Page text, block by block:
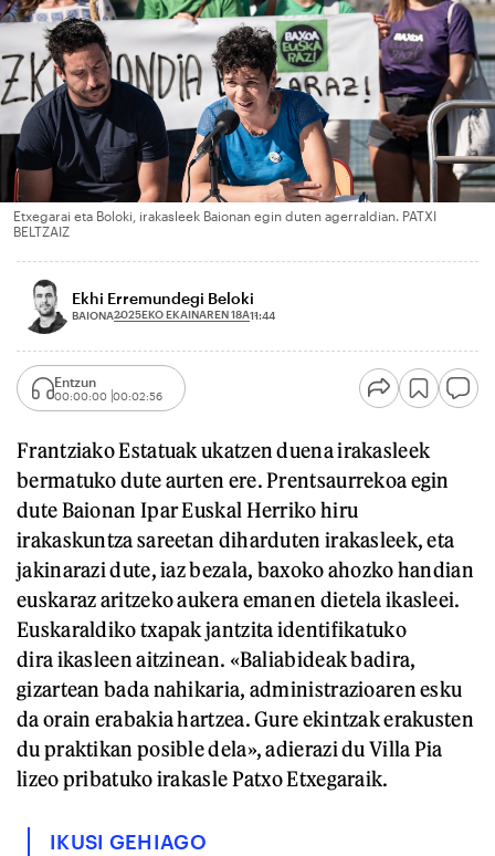
Etxegarai eta Boloki, irakasleek Baionan egin duten agerraldian. PATXI
BELTZAIZ
Ekhi Erremundegi Beloki
BAIONA2025EKO EKAINAREN 18A11:44
Entzun
00:00:00 00:02:56
Frantziako Estatuak ukatzen duena irakasleek
bermatuko dute aurten ere. Prentsaurrekoa egin
dute Baionan Ipar Euskal Herriko hiru
irakaskuntza sareetan diharduten irakasleek, eta
jakinarazi dute, iaz bezala, baxoko ahozko handian
euskaraz aritzeko aukera emanen dietela ikasleei.
Euskaraldiko txapak jantzita identifikatuko
dira ikasleen aitzinean. «Baliabideak badira,
gizartean bada nahikaria, administrazioaren esku
da orain erabakia hartzea. Gure ekintzak erakusten
du praktikan posible dela», adierazi du Villa Pia
lizeo pribatuko irakasle Patxo Etxegaraik.
IKUSI GEHIAGO